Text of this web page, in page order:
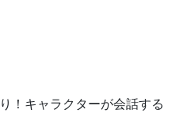
！キャラクターが会話する